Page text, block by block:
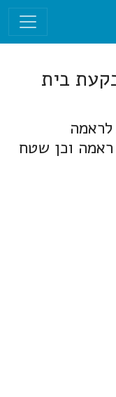
260-0343491 בקעת בית
לראמה
וכן שטח